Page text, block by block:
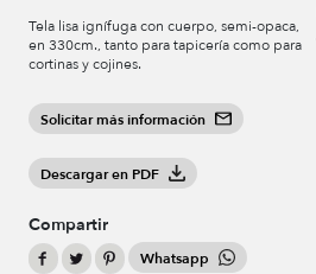
Tela lisa ignífuga con cuerpo, semi-opaca,
en 330cm., tanto para tapicería como para
cortinas y cojines.
Solicitar más información
Descargar en PDF
Compartir
Whatsapp